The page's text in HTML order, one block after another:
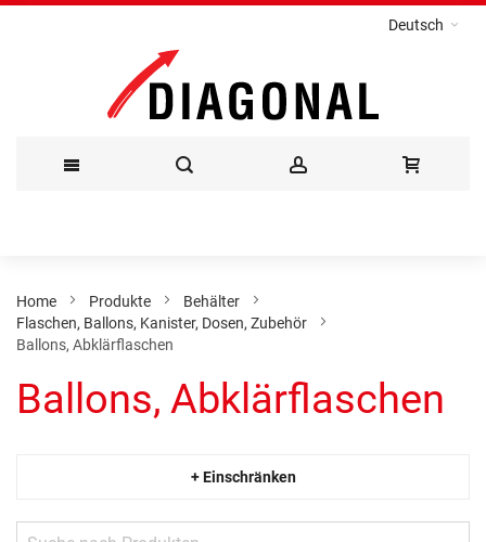
Deutsch
Inhalt
Home Produkte
Behälter
Flaschen, Ballons, Kanister, Dosen, Zubehör
Ballons, Abklärflaschen
Ballons, Abklärflaschen
+ Einschränken